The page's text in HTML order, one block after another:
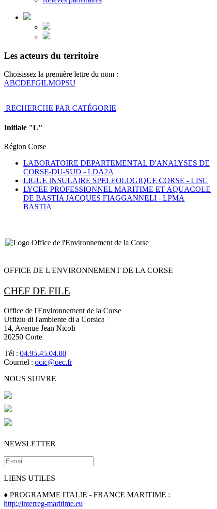
Les acteurs du territoire
Choisissez la première lettre du nom :
ABCDEFGILMOPSU
RECHERCHE PAR CATÉGORIE
Initiale "L"
Région Corse
LABORATOIRE DEPARTEMENTAL D'ANALYSES DE
CORSE-DU-SUD - LDA2A
LIGUE INSULAIRE SPELEOLOGIQUE CORSE - LISC
LYCEE PROFESSIONNEL MARITIME ET AQUACOLE
DE BASTIA JACQUES FIAGGANNELI - LPMA
BASTIA
OFFICE DE L'ENVIRONNEMENT DE LA CORSE
CHEF DE FILE
Office de l'Environnement de la Corse
Uffiziu di l'ambiente di a Corsica
14, Avenue Jean Nicoli
20250 Corte
Tél : 04.95.45.04.00
Courriel : ocic@oec.fr
NOUS SUIVRE
NEWSLETTER
LIENS UTILES
♦ PROGRAMME ITALIE - FRANCE MARITIME :
http://interreg-maritime.eu